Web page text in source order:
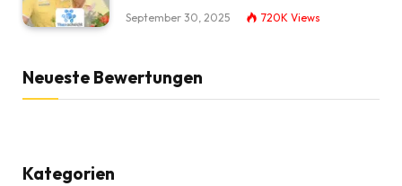
September 30, 2025 720K Views
Neueste Bewertungen
Kategorien